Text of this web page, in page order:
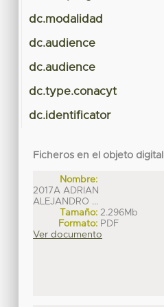
dc.modalidad
dc.audience
dc.audience
dc.type.conacyt
dc.identificator
Ficheros en el objeto digital
Nombre:
2017A ADRIAN
ALEJANDRO ...
Tamaño: 2.296Mb
Formato: PDF
Ver documento